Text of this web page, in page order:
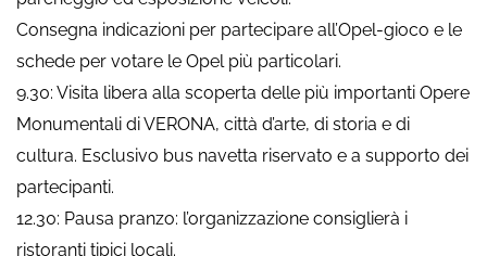
Consegna indicazioni per partecipare all’Opel-gioco e le
schede per votare le Opel più particolari.
9.30: Visita libera alla scoperta delle più importanti Opere
Monumentali di VERONA, città d’arte, di storia e di
cultura. Esclusivo bus navetta riservato e a supporto dei
partecipanti.
12.30: Pausa pranzo: l’organizzazione consiglierà i
ristoranti tipici locali.